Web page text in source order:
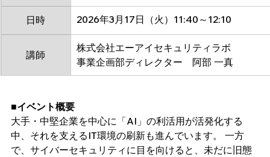
日時 2026年3月17日（火）11:40～12:10
講師
株式会社エーアイセキュリティラボ
事業企画部ディレクター　阿部 一真
■イベント概要
大手・中堅企業を中心に「AI」の利活用が活発化する
中、それを支えるIT環境の刷新も進んでいます。 一方
で、サイバーセキュリティに目を向けると、未だに旧態